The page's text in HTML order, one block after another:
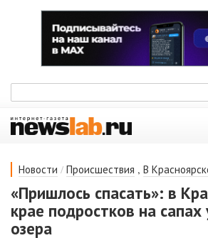
Новости / Происшествия , В
«Пришлось спасать»: в
крае подростков на сапах
озера